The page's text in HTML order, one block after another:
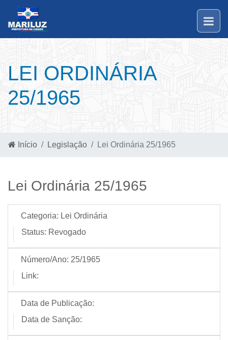
LEI ORDINÁRIA
25/1965
Início Legislação Lei Ordinária 25/1965
Lei Ordinária 25/1965
Categoria: Lei Ordinária
Status: Revogado
Número/Ano: 25/1965
Link:
Data de Publicação:
Data de Sanção: